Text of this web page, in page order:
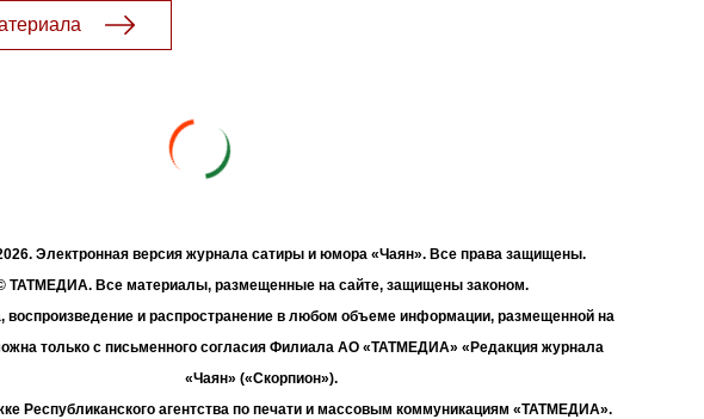
Электронная версия журнала сатиры и юмора «Чаян». Все права защищены.
ТАТМЕДИА. Все материалы, размещенные на сайте, защищены законом.
воспроизведение и распространение в любом объеме информации, размещенной на
только с письменного согласия Филиала АО «ТАТМЕДИА» «Редакция журнала
«Чаян» («Скорпион»).
Республиканского агентства по печати и массовым коммуникациям «ТАТМЕДИА».